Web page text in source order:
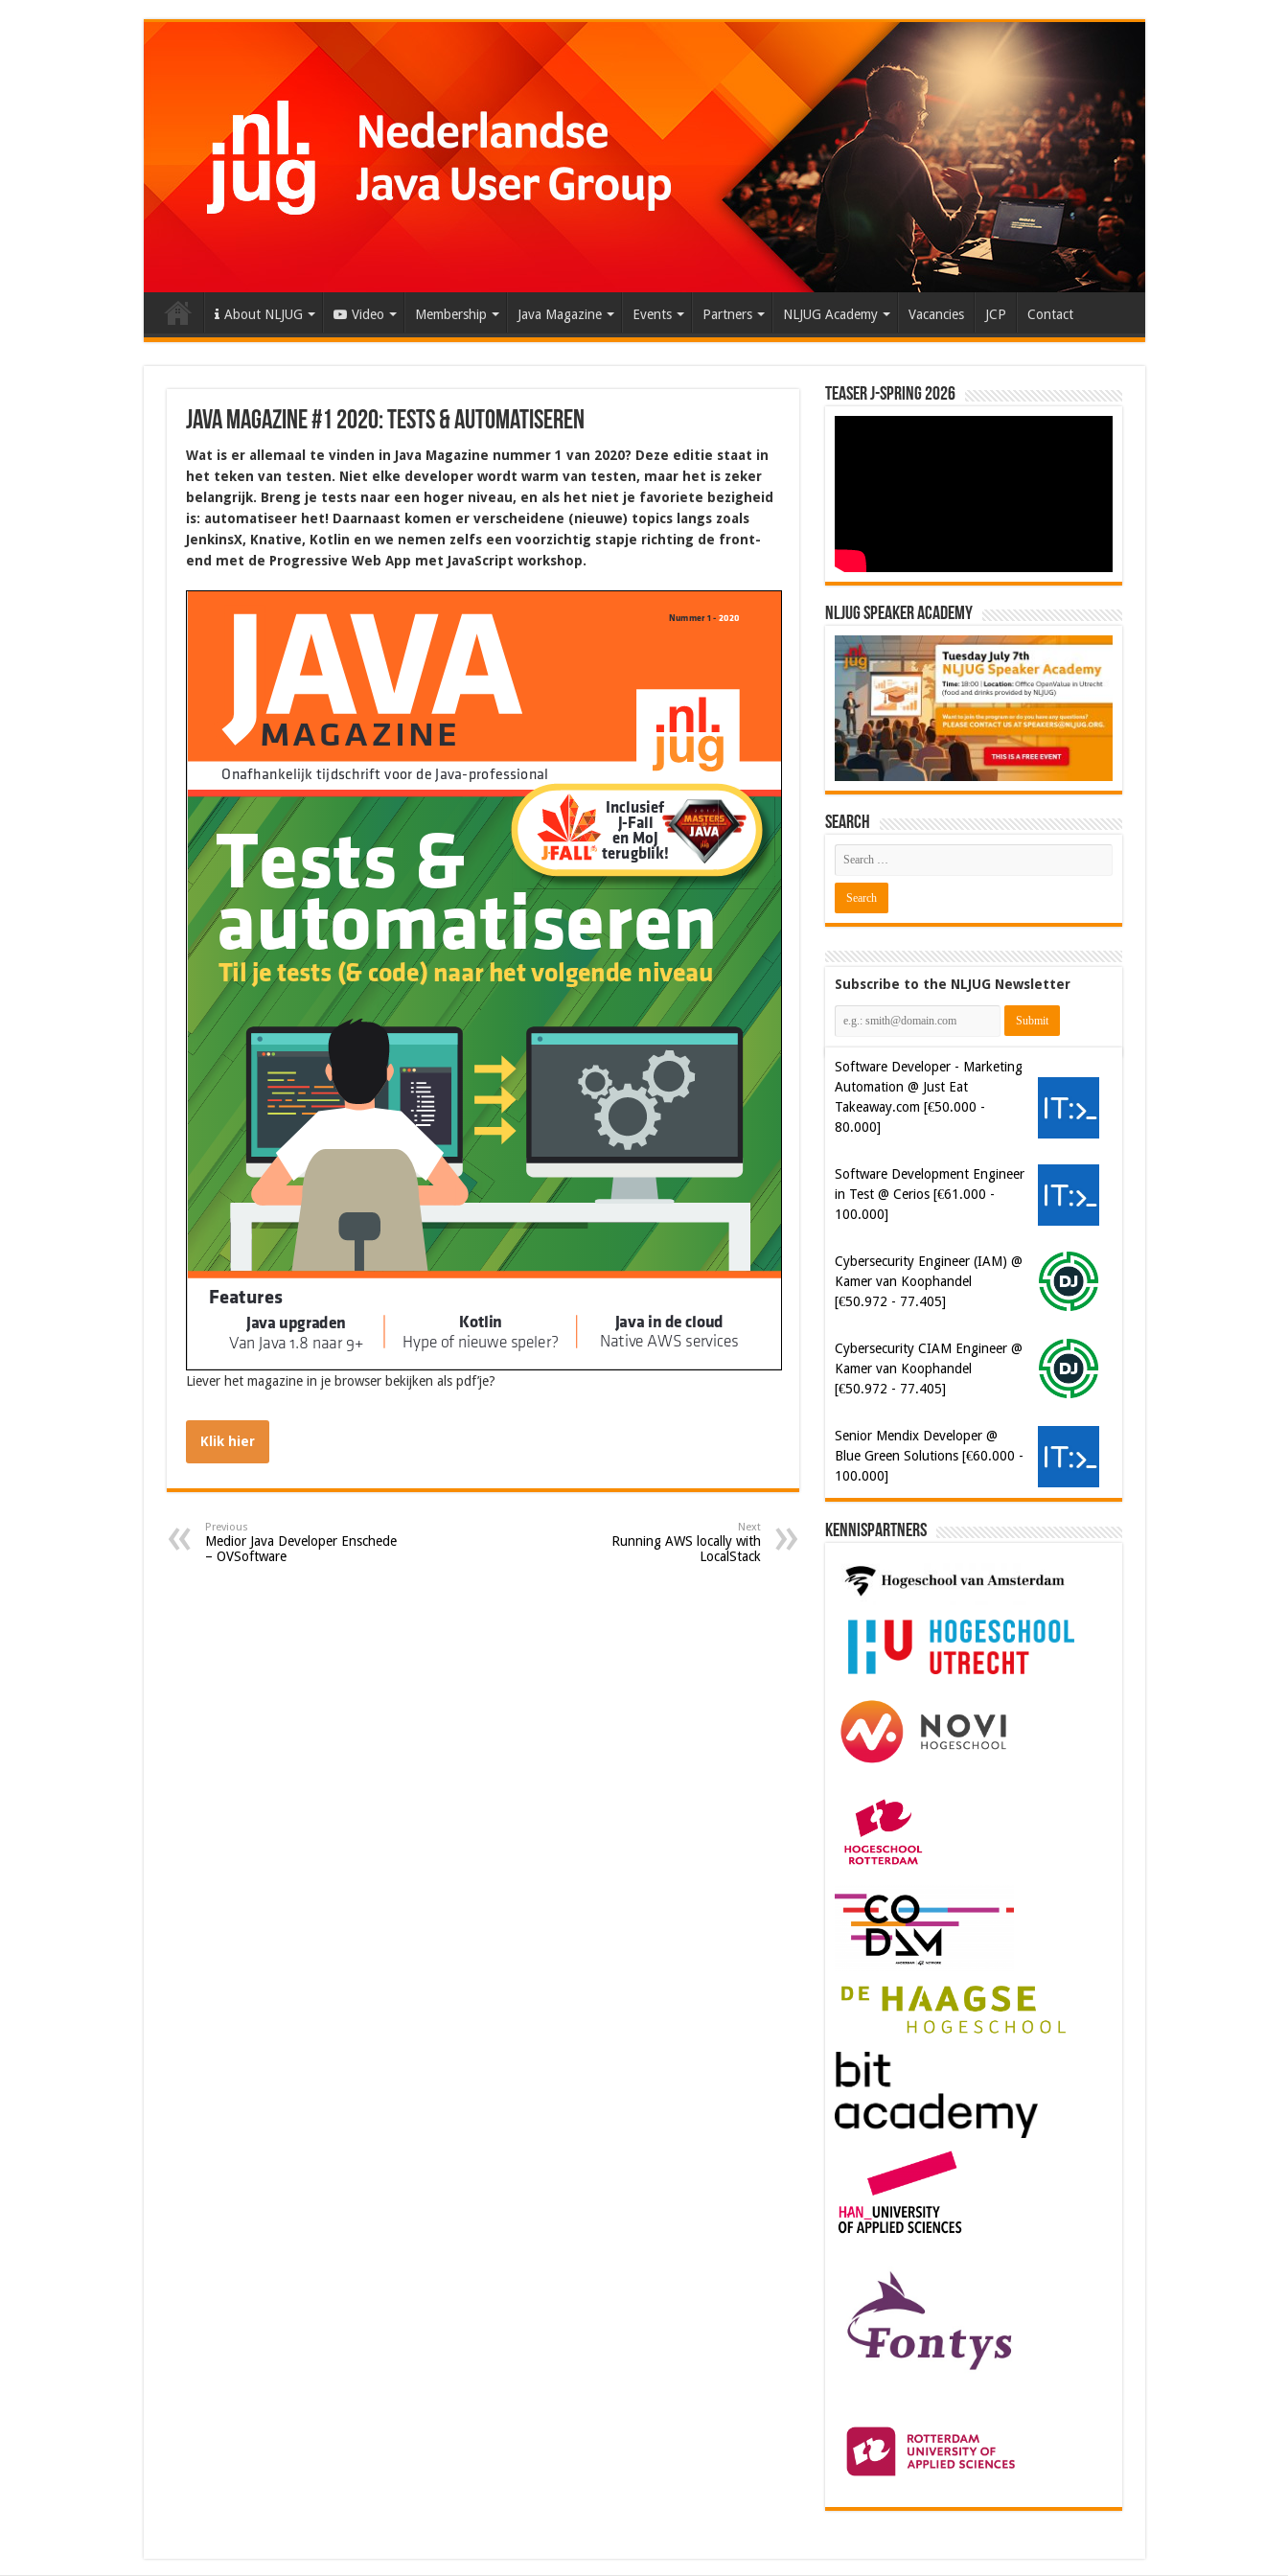
About NLJUG Video Membership Java Magazine Events Partners NLJUG Academy Vacancies JCP Contact
Java Magazine #1 2020: Tests & Automatiseren
Wat is er allemaal te vinden in Java Magazine nummer 1 van 2020? Deze editie staat in
het teken van testen. Niet elke developer wordt warm van testen, maar het is zeker
belangrijk. Breng je tests naar een hoger niveau, en als het niet je favoriete bezigheid
is: automatiseer het! Daarnaast komen er verscheidene (nieuwe) topics langs zoals
JenkinsX, Knative, Kotlin en we nemen zelfs een voorzichtig stapje richting de front-
end met de Progressive Web App met JavaScript workshop.
Liever het magazine in je browser bekijken als pdf’je?
Klik hier
Previous
Medior Java Developer Enschede
– OVSoftware
Next
Running AWS locally with
LocalStack
Teaser J-Spring 2026
NLJUG Speaker Academy
Search
Subscribe to the NLJUG Newsletter
Software Developer - Marketing
Automation @ Just Eat
Takeaway.com [€50.000 -
80.000]
Software Development Engineer
in Test @ Cerios [€61.000 -
100.000]
Cybersecurity Engineer (IAM) @
Kamer van Koophandel
[€50.972 - 77.405]
Cybersecurity CIAM Engineer @
Kamer van Koophandel
[€50.972 - 77.405]
Senior Mendix Developer @
Blue Green Solutions [€60.000 -
100.000]
Kennispartners